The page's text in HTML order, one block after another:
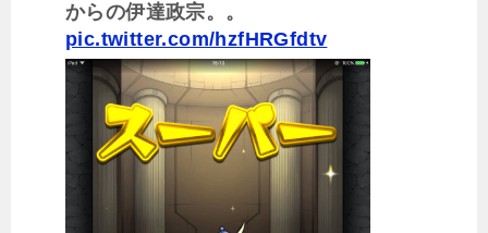
からの伊達政宗。。
pic.twitter.com/hzfHRGfdtv